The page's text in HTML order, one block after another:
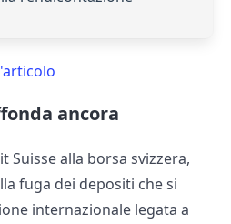
ancora
Suisse alla borsa svizzera,
fuga dei depositi che si
internazionale legata a